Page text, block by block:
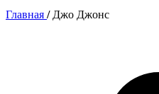
Главная / Джо Джонс